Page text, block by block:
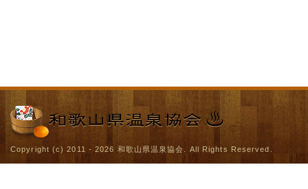
Copyright (c) 2011 - 2026 和歌山県温泉協会 . All Rights Reserved.